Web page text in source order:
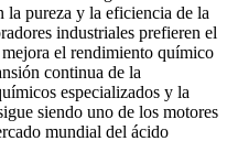
la pureza y la eficiencia de la
industriales prefieren el
el rendimiento químico
continua de la
especializados y la
siendo uno de los motores
mundial del ácido